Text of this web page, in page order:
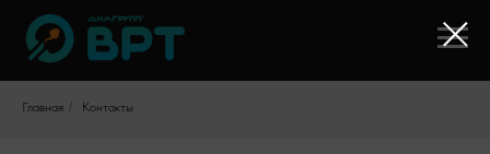
Главная / Контакты